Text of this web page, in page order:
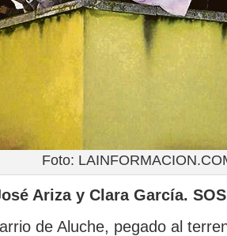
Foto:
Ariza y Clara García.
de Aluche, pegado al